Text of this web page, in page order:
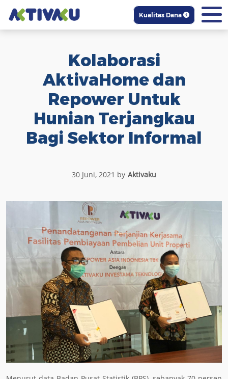
Kualitas Dana
Kolaborasi
AktivaHome dan
Repower Untuk
Hunian Terjangkau
Bagi Sektor Informal
30 Juni, 2021 by Aktivaku